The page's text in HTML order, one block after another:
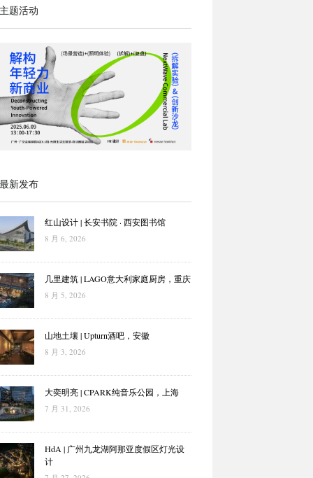
题活动
新发布
红山设计 | 长安书院 · 西安图书馆
8 月 6, 2026
几里建筑 | LAGO意大利家庭厨房，重庆
8 月 5, 2026
山地土壤 | Upturn酒吧，安徽
8 月 3, 2026
大奕明亮 | CPARK纯音乐公园，上海
7 月 31, 2026
HdA | 广州九龙湖阿那亚度假区灯光设
计